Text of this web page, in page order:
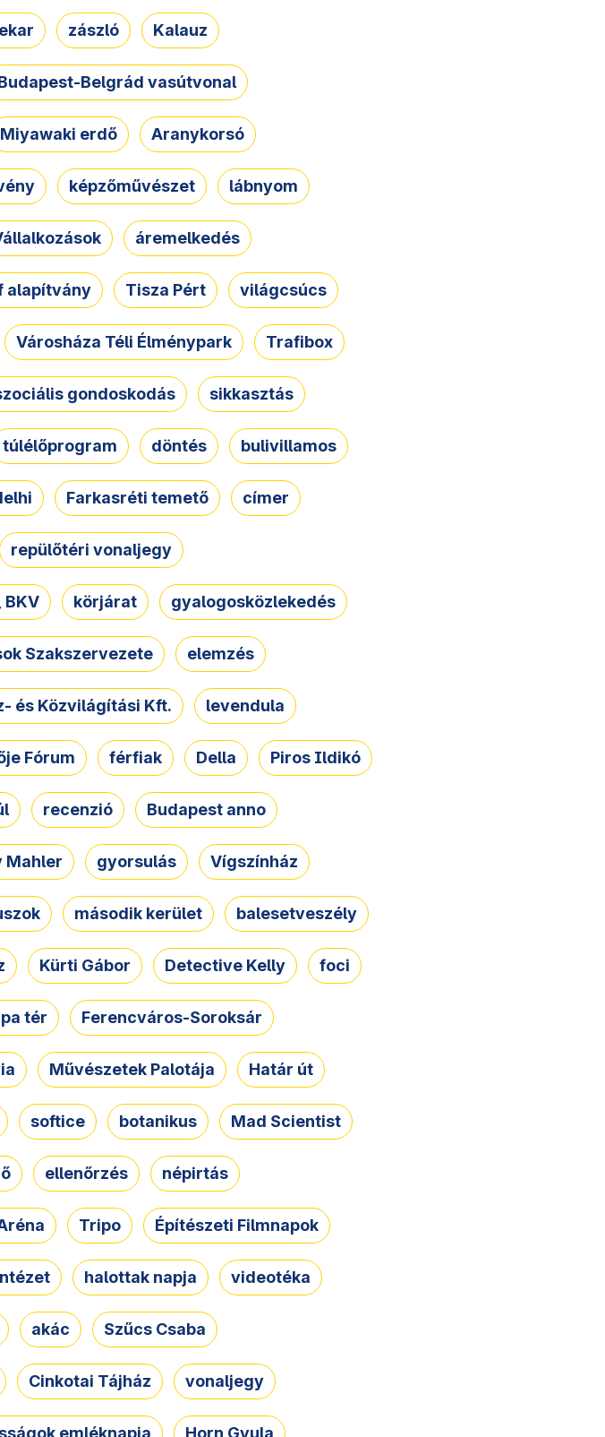
zászló Kalauz
Belgrád vasútvonal
Miyawaki erdő Aranykorsó
képzőművészet lábnyom
áremelkedés
alapítvány Tisza Pért világcsúcs
Városháza Téli Élménypark Trafibox
gondoskodás sikkasztás
túlélőprogram döntés bulivillamos
Farkasréti temető címer
repülőtéri vonaljegy
BKV körjárat gyalogosközlekedés
Szakszervezete elemzés
és Közvilágítási Kft. levendula
Fórum férfiak Della Piros Ildikó
recenzió Budapest anno
Mahler gyorsulás Vígszínház
második kerület balesetveszély
Kürti Gábor Detective Kelly foci
tér Ferencváros-Soroksár
Művészetek Palotája Határ út
softice botanikus Mad Scientist
ellenőrzés népirtás
Tripo Építészeti Filmnapok
halottak napja videotéka
akác Szűcs Csaba
Cinkotai Tájház vonaljegy
emléknapja Horn Gyula